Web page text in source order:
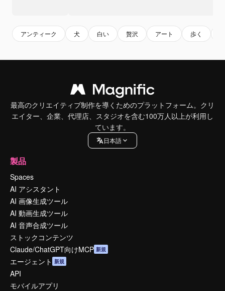
アンティーク 犬 白い 贅沢 アート 歩く
最高のクリエイティブ制作を導くためのプラットフォーム。クリ
エイター、企業、代理店、スタジオを含む100万人以上が利用し
ています。
日本語
製品
Spaces
AI アシスタント
AI 画像生成ツール
AI 動画生成ツール
AI 音声合成ツール
ストックコンテンツ
Claude/ChatGPT向けMCP 新規
エージェント 新規
API
モバイルアプリ